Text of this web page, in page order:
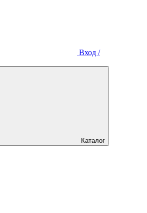
Вход /
Каталог